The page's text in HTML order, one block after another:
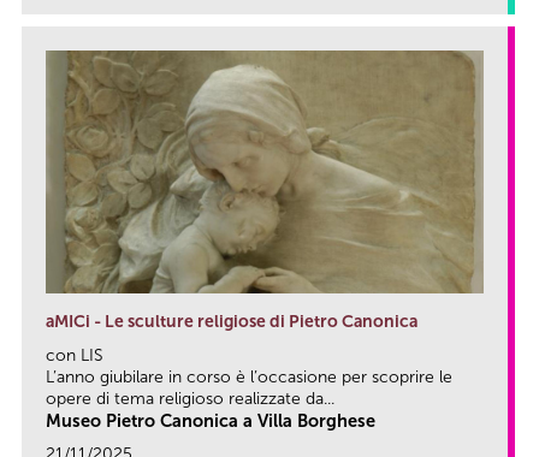
aMICi - Le sculture religiose di Pietro Canonica
con LIS
L’anno giubilare in corso è l’occasione per scoprire le
opere di tema religioso realizzate da...
Museo Pietro Canonica a Villa Borghese